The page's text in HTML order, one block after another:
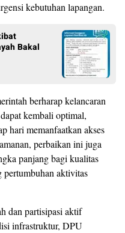
kebutuhan lapangan.
Bakal
berharap kelancaran
kembali optimal,
hari memanfaatkan akses
perbaikan ini juga
panjang bagi kualitas
pertumbuhan aktivitas
dan partisipasi aktif
infrastruktur, DPU